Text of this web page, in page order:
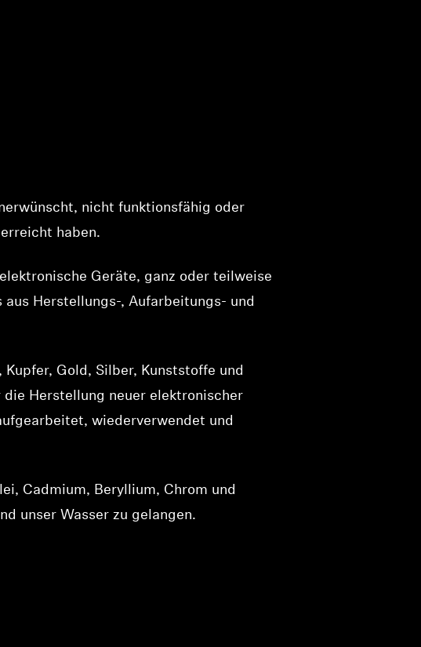
nicht funktionsfähig oder
haben.
Geräte, ganz oder teilweise
Herstellungs-, Aufarbeitungs- und
Gold, Silber, Kunststoffe und
Herstellung neuer elektronischer
wiederverwendet und
Cadmium, Beryllium, Chrom und
unser Wasser zu gelangen.